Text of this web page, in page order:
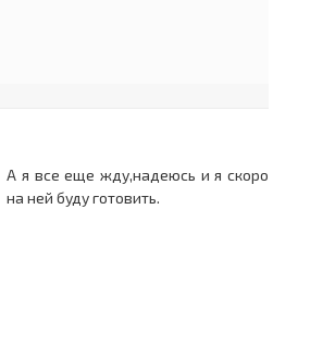
А я все еще жду,надеюсь и я скоро
на ней буду готовить.